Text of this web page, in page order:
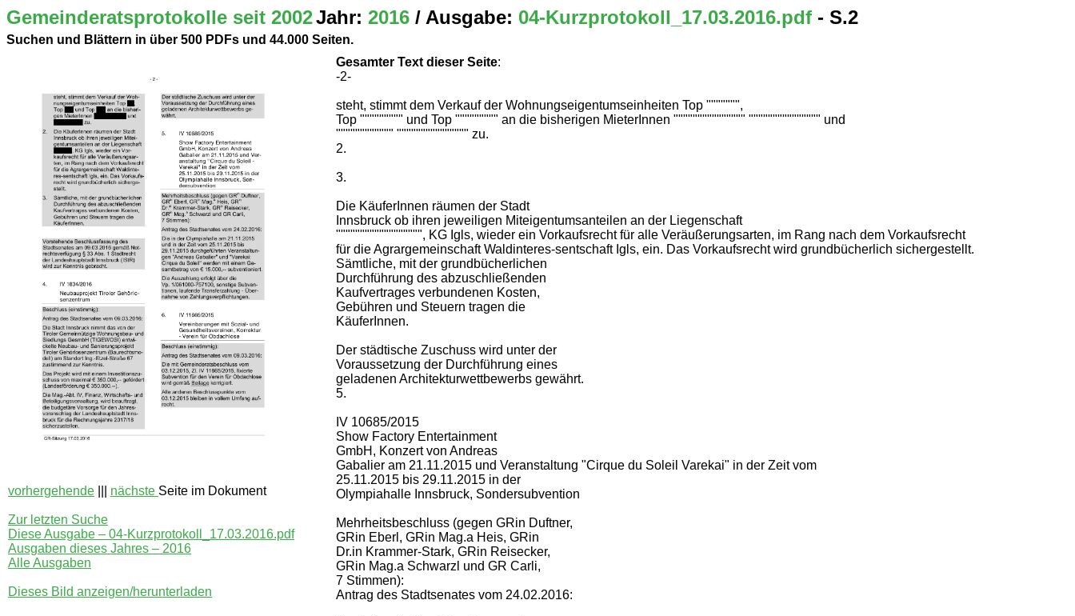
Gemeinderatsprotokolle seit 2002Jahr: 2016 / Ausgabe: 04-Kurzprotokoll_17.03.2016.pdf - S.2
Suchen und Blättern in über 500 PDFs und 44.000 Seiten.
vorhergehende nächste Seite im Dokument
Zur letzten Suche
Diese Ausgabe – 04-Kurzprotokoll_17.03.2016.pdf
Ausgaben dieses Jahres – 2016
Alle Ausgaben
Dieses Bild anzeigen/herunterladen
Gesamter Text dieser Seite:
-2-
steht, stimmt dem Verkauf der Wohnungseigentumseinheiten Top """"""",
Top """"""""" und Top """"""""" an die bisherigen MieterInnen """"""""""""""" """"""""""""""" und
"""""""""""" """"""""""""""" zu.
2.
3.
Die KäuferInnen räumen der Stadt
Innsbruck ob ihren jeweiligen Miteigentumsanteilen an der Liegenschaft
"""""""""""""""""", KG Igls, wieder ein Vorkaufsrecht für alle Veräußerungsarten, im Rang nach dem Vorkaufsrecht
für die Agrargemeinschaft Waldinteres-sentschaft Igls, ein. Das Vorkaufsrecht wird grundbücherlich sichergestellt.
Sämtliche, mit der grundbücherlichen
Durchführung des abzuschließenden
Kaufvertrages verbundenen Kosten,
Gebühren und Steuern tragen die
KäuferInnen.
Der städtische Zuschuss wird unter der
Voraussetzung der Durchführung eines
geladenen Architekturwettbewerbs gewährt.
5.
IV 10685/2015
Show Factory Entertainment
GmbH, Konzert von Andreas
Gabalier am 21.11.2015 und Veranstaltung "Cirque du Soleil Varekai" in der Zeit vom
25.11.2015 bis 29.11.2015 in der
Olympiahalle Innsbruck, Sondersubvention
Mehrheitsbeschluss (gegen GRin Duftner,
GRin Eberl, GRin Mag.a Heis, GRin
Dr.in Krammer-Stark, GRin Reisecker,
GRin Mag.a Schwarzl und GR Carli,
7 Stimmen):
Antrag des Stadtsenates vom 24.02.2016: